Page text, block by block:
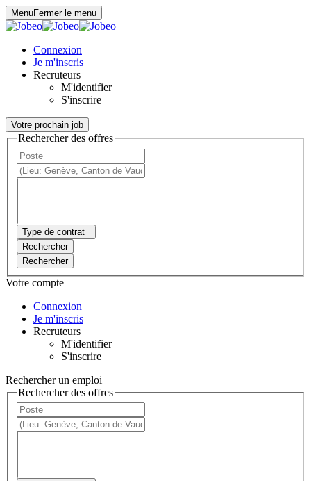
MenuFermer le menu
Connexion
Je m'inscris
Recruteurs
M'identifier
S'inscrire
Votre prochain job
Rechercher des offres
Type de contrat
Rechercher
Rechercher
Votre compte
Connexion
Je m'inscris
Recruteurs
M'identifier
S'inscrire
Rechercher un emploi
Rechercher des offres
Panneau de gestion des cookies